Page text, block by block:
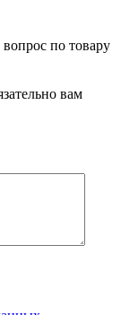
по товару
вам